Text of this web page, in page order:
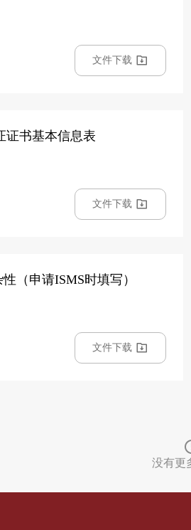
文件下载
证书基本信息表
文件下载
（申请ISMS时填写）
文件下载
没有更